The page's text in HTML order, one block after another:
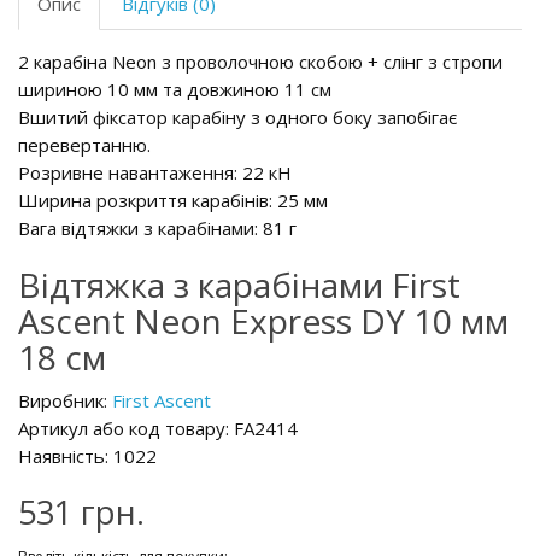
2 карабіна Neon з проволочною скобою + слінг з стропи
шириною 10 мм та довжиною 11 см
Вшитий фіксатор карабіну з одного боку запобігає
перевертанню.
Розривне навантаження: 22 кН
Ширина розкриття карабінів: 25 мм
Вага відтяжки з карабінами: 81 г
Відтяжка з карабінами First
Ascent Neon Express DY 10 мм
18 см
Виробник: First Ascent
Артикул або код товару: FA2414
Наявність: 1022
531 грн.